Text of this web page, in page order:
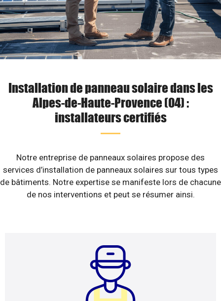
Installation de panneau solaire dans les
Alpes-de-Haute-Provence (04) :
installateurs certifiés
Notre entreprise de panneaux solaires propose des
services d’installation de panneaux solaires sur tous types
de bâtiments. Notre expertise se manifeste lors de chacune
de nos interventions et peut se résumer ainsi.